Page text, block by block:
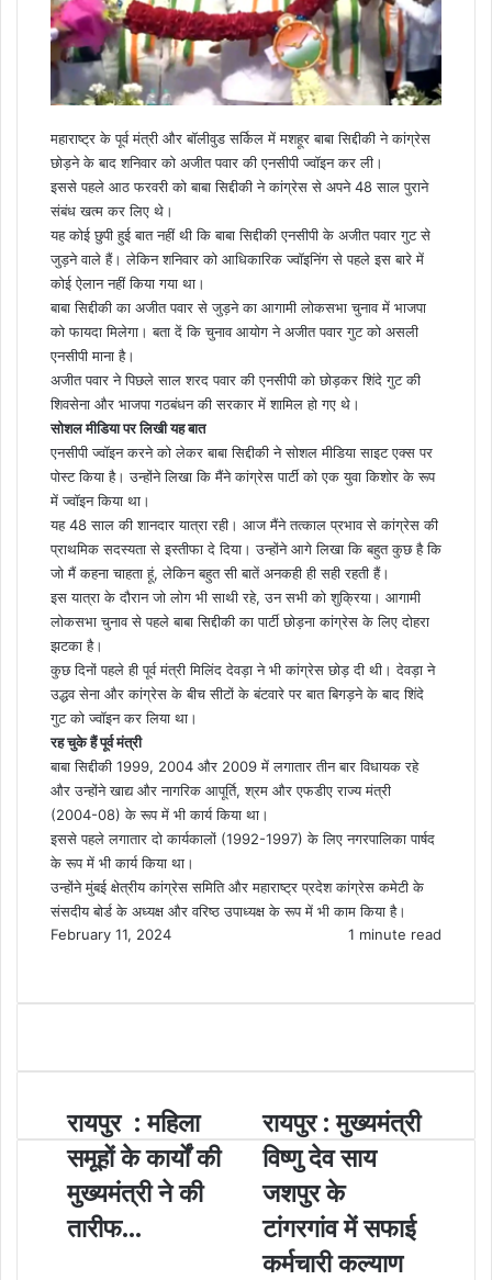
rr E
m
a
l
महाराष्ट्र के पूर्व मंत्री और बॉलीवुड सर्किल में मशहूर बाबा सिद्दीकी ने कांग्रेस
छोड़ने के बाद शनिवार को अजीत पवार की एनसीपी ज्वॉइन कर ली।
इससे पहले आठ फरवरी को बाबा सिद्दीकी ने कांग्रेस से अपने 48 साल पुराने
संबंध खत्म कर लिए थे।
यह कोई छुपी हुई बात नहीं थी कि बाबा सिद्दीकी एनसीपी के अजीत पवार गुट से
जुड़ने वाले हैं। लेकिन शनिवार को आधिकारिक ज्वॉइनिंग से पहले इस बारे में
कोई ऐलान नहीं किया गया था।
बाबा सिद्दीकी का अजीत पवार से जुड़ने का आगामी लोकसभा चुनाव में भाजपा
को फायदा मिलेगा। बता दें कि चुनाव आयोग ने अजीत पवार गुट को असली
एनसीपी माना है।
अजीत पवार ने पिछले साल शरद पवार की एनसीपी को छोड़कर शिंदे गुट की
शिवसेना और भाजपा गठबंधन की सरकार में शामिल हो गए थे।
सोशल मीडिया पर लिखी यह बात
एनसीपी ज्वॉइन करने को लेकर बाबा सिद्दीकी ने सोशल मीडिया साइट एक्स पर
पोस्ट किया है। उन्होंने लिखा कि मैंने कांग्रेस पार्टी को एक युवा किशोर के रूप
में ज्वॉइन किया था।
यह 48 साल की शानदार यात्रा रही। आज मैंने तत्काल प्रभाव से कांग्रेस की
प्राथमिक सदस्यता से इस्तीफा दे दिया। उन्होंने आगे लिखा कि बहुत कुछ है कि
जो मैं कहना चाहता हूं, लेकिन बहुत सी बातें अनकही ही सही रहती हैं।
इस यात्रा के दौरान जो लोग भी साथी रहे, उन सभी को शुक्रिया। आगामी
लोकसभा चुनाव से पहले बाबा सिद्दीकी का पार्टी छोड़ना कांग्रेस के लिए दोहरा
झटका है।
कुछ दिनों पहले ही पूर्व मंत्री मिलिंद देवड़ा ने भी कांग्रेस छोड़ दी थी। देवड़ा ने
उद्धव सेना और कांग्रेस के बीच सीटों के बंटवारे पर बात बिगड़ने के बाद शिंदे
गुट को ज्वॉइन कर लिया था।
रह चुके हैं पूर्व मंत्री
बाबा सिद्दीकी 1999, 2004 और 2009 में लगातार तीन बार विधायक रहे
और उन्होंने खाद्य और नागरिक आपूर्ति, श्रम और एफडीए राज्य मंत्री
(2004-08) के रूप में भी कार्य किया था।
इससे पहले लगातार दो कार्यकालों (1992-1997) के लिए नगरपालिका पार्षद
के रूप में भी कार्य किया था।
उन्होंने मुंबई क्षेत्रीय कांग्रेस समिति और महाराष्ट्र प्रदेश कांग्रेस कमेटी के
संसदीय बोर्ड के अध्यक्ष और वरिष्ठ उपाध्यक्ष के रूप में भी काम किया है।
February 11, 2024
1 minute read
c
o
s
n
e
r
s
n
e
r
a
A
p
l
r
m
a
v
a
E
m
a
i
l
i
रायपुर : महिला
समूहों के कार्यों की
मुख्यमंत्री ने की
तारीफ...
रायपुर : मुख्यमंत्री
विष्णु देव साय
जशपुर के
टांगरगांव में सफाई
कर्मचारी कल्याण